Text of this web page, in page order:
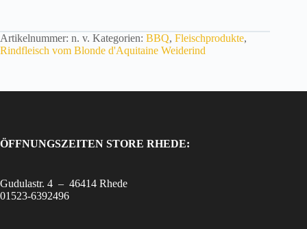
Artikelnummer: n. v. Kategorien: BBQ, Fleischprodukte,
Rindfleisch vom Blonde d'Aquitaine Weiderind
ÖFFNUNGSZEITEN STORE RHEDE:
Gudulastr. 4 – 46414 Rhede
01523-6392496